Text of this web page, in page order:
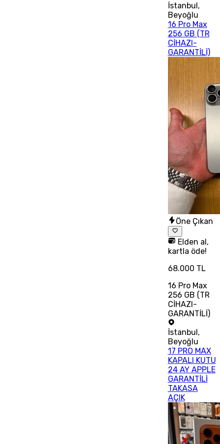
İstanbul,
Beyoğlu
16 Pro Max
256 GB (TR
CİHAZI-
GARANTİLİ)
Öne Çıkan
Elden al,
kartla öde!
68.000 TL
16 Pro Max
256 GB (TR
CİHAZI-
GARANTİLİ)
İstanbul,
Beyoğlu
17 PRO MAX
KAPALI KUTU
24 AY APPLE
GARANTİLİ
TAKASA
AÇIK